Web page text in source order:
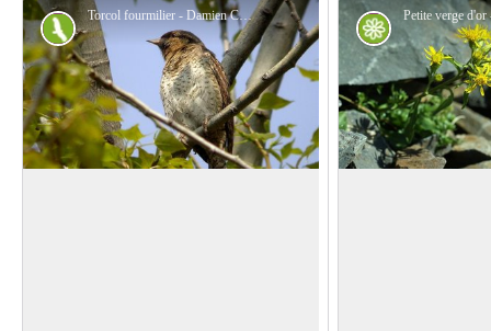
Torcol fourmilier - Damien Combrisson - Parc national des Écrins
Faune Flore